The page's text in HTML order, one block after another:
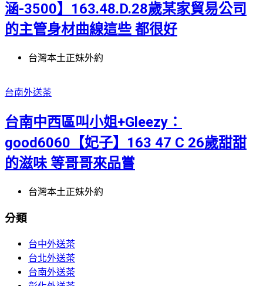
涵-3500】163.48.D.28歲某家貿易公司
的主管身材曲線這些 都很好
台灣本土正妹外約
台南外送茶
台南中西區叫小姐+Gleezy：
good6060【妃子】163 47 C 26歲甜甜
的滋味 等哥哥來品嘗
台灣本土正妹外約
分類
台中外送茶
台北外送茶
台南外送茶